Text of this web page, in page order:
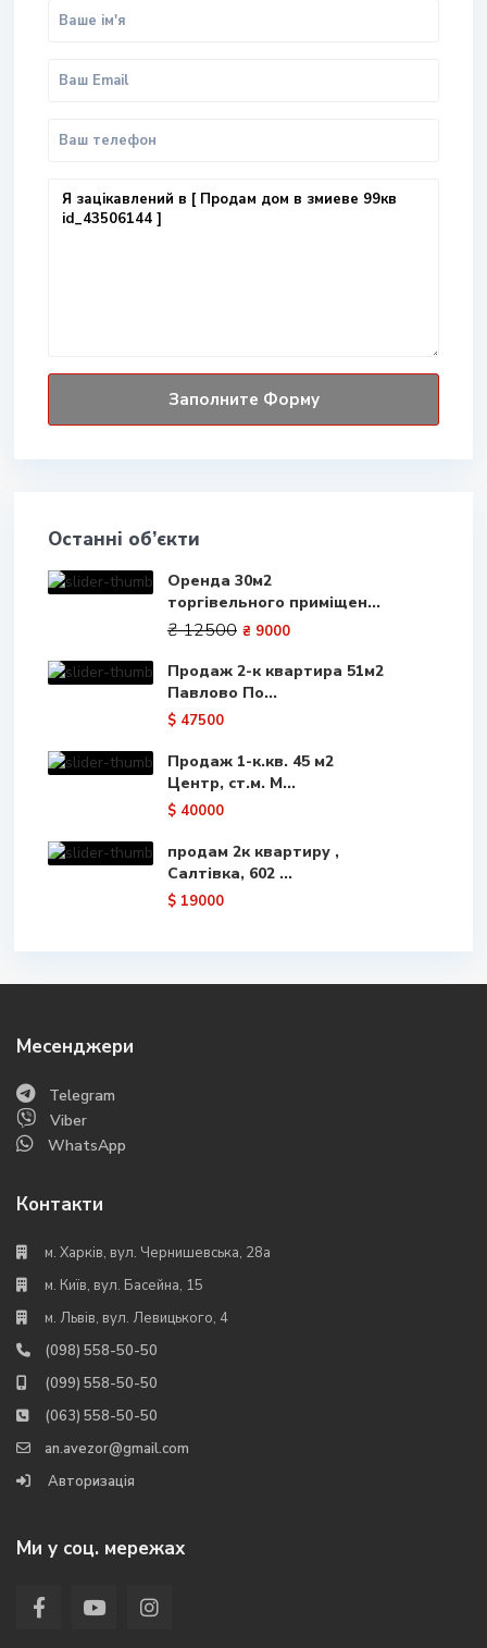
Останні об’єкти
Оренда 30м2
торгівельного приміщен...
₴ 12500 ₴ 9000
Продаж 2-к квартира 51м2
Павлово По...
$ 47500
Продаж 1-к.кв. 45 м2
Центр, ст.м. М...
$ 40000
продам 2к квартиру ,
Салтівка, 602 ...
$ 19000
Месенджери
Telegram
Viber
WhatsApp
Контакти
м. Харків, вул. Чернишевська, 28а
м. Київ, вул. Басейна, 15
м. Львів, вул. Левицького, 4
(098) 558-50-50
(099) 558-50-50
(063) 558-50-50
an.avezor@gmail.com
Авторизація
Ми у соц. мережах